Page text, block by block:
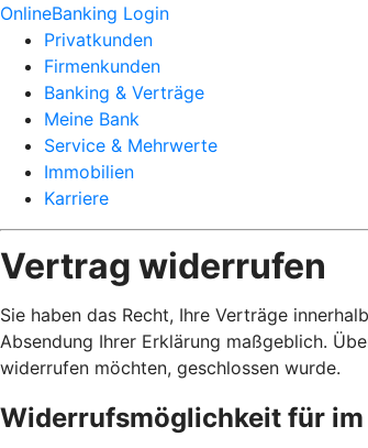
OnlineBanking Login
Privatkunden
Firmenkunden
Banking & Verträge
Meine Bank
Service & Mehrwerte
Immobilien
Karriere
Vertrag widerrufen
Sie haben das Recht, Ihre Verträge
Absendung Ihrer Erklärung maßgeblich.
widerrufen möchten, geschlossen wurde.
Widerrufsmöglichkeit für im